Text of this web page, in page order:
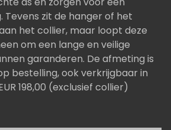
Tevens zit de hanger of het
het collier, maar loopt deze
om een lange en veilige
garanderen. De afmeting is
bestelling, ook verkrijgbaar in
198,00 (exclusief collier)